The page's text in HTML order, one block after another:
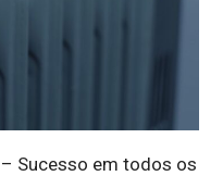
Sucesso em todos os